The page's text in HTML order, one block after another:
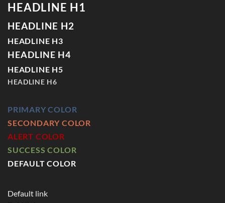
HEADLINE H1
HEADLINE H2
HEADLINE H3
HEADLINE H4
HEADLINE H5
HEADLINE H6
PRIMARY COLOR
SECONDARY COLOR
ALERT COLOR
SUCCESS COLOR
DEFAULT COLOR
Default link